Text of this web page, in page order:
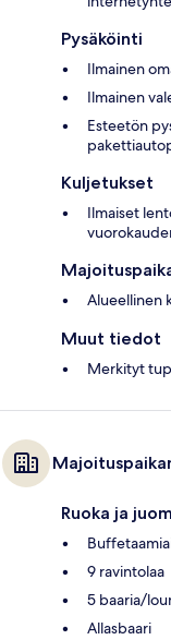
Pysäköinti
Ilmainen
Ilmainen
Esteetön
Kuljetukset
Ilmaiset
Alueellinen
Muut tiedot
Merkityt
Ruoka ja
9 ravintolaa
5 baaria/
Allasbaari